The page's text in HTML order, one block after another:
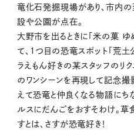
竜化石発掘現場があり、市内
設や公園が点在。
大野市を出るときに「米の菓
て、１つ目の恐竜スポット「荒土
ラえもん好きの某スタッフのリク
のワンシーンを再現して記念
えて恐竜と仲良くなる物語にち
ルスにだんごをおすそわけ。
すとは、さすが恐竜好き！